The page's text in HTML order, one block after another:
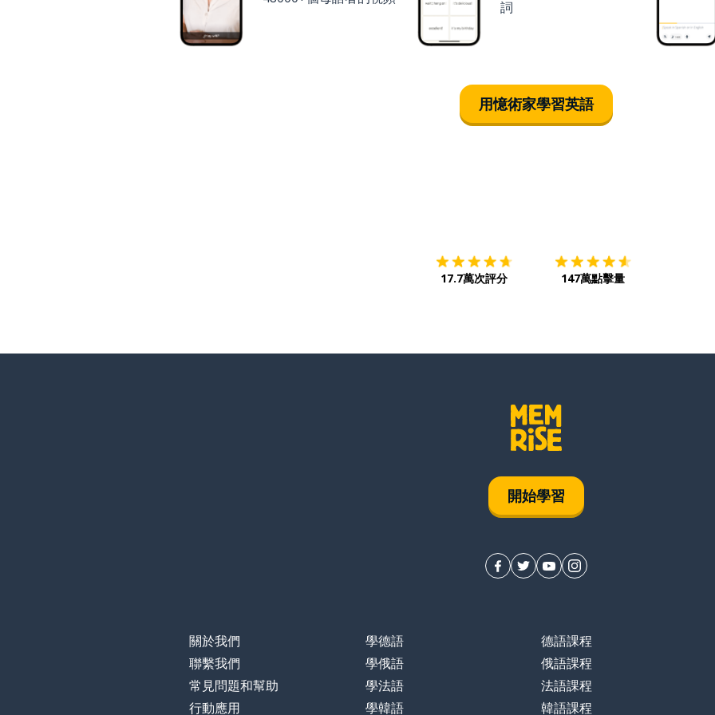
詞
用憶術家學習英語
17.7萬次評分 147萬點擊量
開始學習
關於我們
聯繫我們
常見問題和幫助
行動應用
學德語
學俄語
學法語
學韓語
德語課程
俄語課程
法語課程
韓語課程